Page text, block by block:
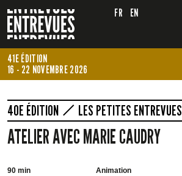
FR EN
41E ÉDITION
16 - 22 NOVEMBRE 2026
40E ÉDITION LES PETITES ENTREVUES
ATELIER AVEC MARIE CAUDRY
90 min Animation